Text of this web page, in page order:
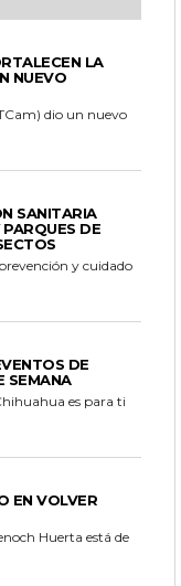
LA
NUEVO
dio un nuevo
SANITARIA
DE
y cuidado
DE
SEMANA
EN VOLVER
Huerta está de